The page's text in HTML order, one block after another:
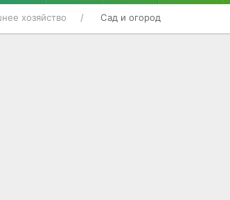
хозяйство Сад и огород